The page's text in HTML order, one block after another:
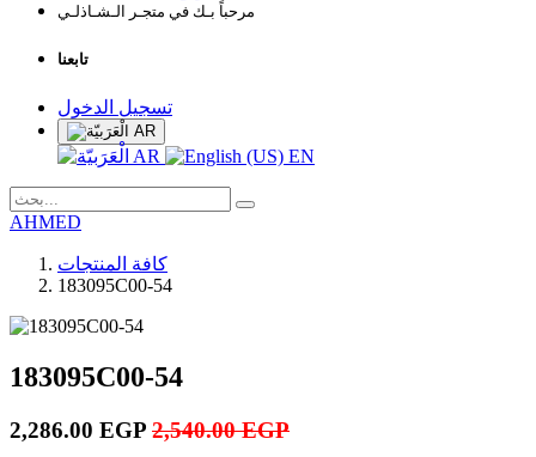
مرحباً بـك في متجـر الـشـاذلـي
تابعنا
تسجيل الدخول
AR
AR EN
AHMED
كافة المنتجات
183095C00-54
183095C00-54
2,286.00 EGP 2,540.00EGP